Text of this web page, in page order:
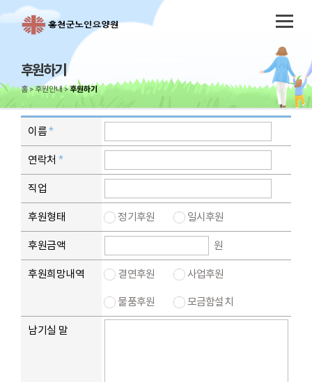
후원하기
홈 후원안내 후원하기
이름
연락처
직업
후원형태 정기후원 일시후원
후원금액 원
후원희망내역 결연후원 사업후원
물품후원 모금함설치
남기실 말